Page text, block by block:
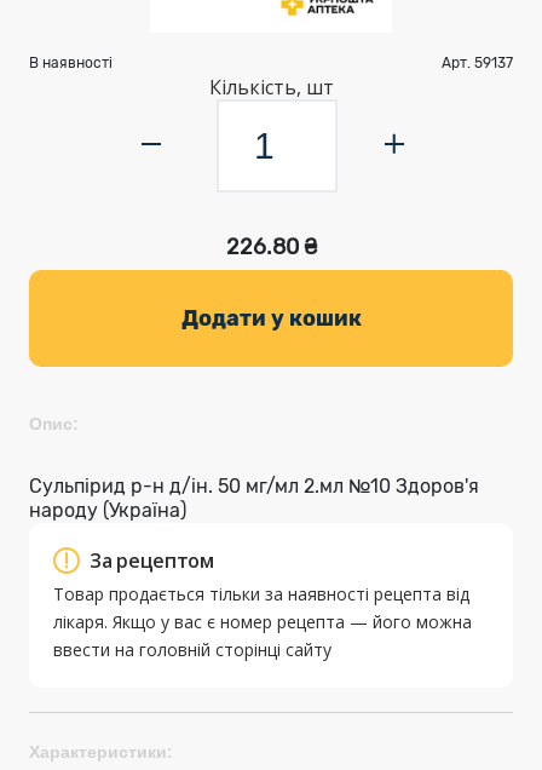
В наявності Арт. 59137
Кількість, шт
226.80 ₴
Додати у кошик
Опис:
Сульпірид р-н д/ін. 50 мг/мл 2.мл №10 Здоров'я
народу (Україна)
За рецептом
Товар продається тільки за наявності рецепта від
лікаря. Якщо у вас є номер рецепта — його можна
ввести на головній сторінці сайту
Характеристики: